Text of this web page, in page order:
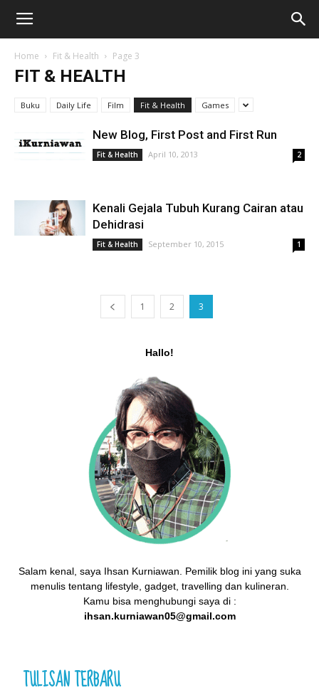
Home Fit & Health Page 3
FIT & HEALTH
Buku Daily Life Film Fit & Health Games
New Blog, First Post and First Run
Fit & Health April 10, 2013 2
Kenali Gejala Tubuh Kurang Cairan atau
Dehidrasi
Fit & Health September 10, 2015 1
1 2 3
Hallo!
Salam kenal, saya Ihsan Kurniawan. Pemilik blog ini yang suka
menulis tentang lifestyle, gadget, travelling dan kulineran.
Kamu bisa menghubungi saya di :
ihsan.kurniawan05@gmail.com
TULISAN TERBARU